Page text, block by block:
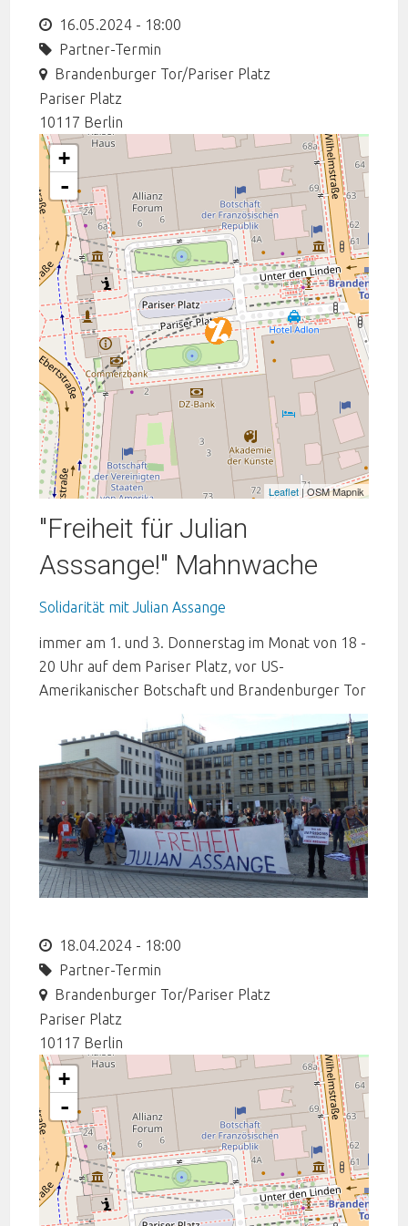
16.05.2024 - 18:00
Partner-Termin
Brandenburger Tor/Pariser Platz
Pariser Platz
10117 Berlin
+
-
Leaflet| OSM Mapnik
"Freiheit für Julian
Asssange!" Mahnwache
Solidarität mit Julian Assange
immer am 1. und 3. Donnerstag im Monat von 18 -
20 Uhr auf dem Pariser Platz, vor US-
Amerikanischer Botschaft und Brandenburger Tor
18.04.2024 - 18:00
Partner-Termin
Brandenburger Tor/Pariser Platz
Pariser Platz
10117 Berlin
+
-